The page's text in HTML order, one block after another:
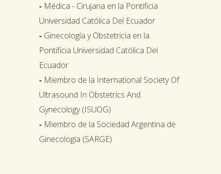
- Médica - Cirujana en la Pontificia
Universidad Católica Del Ecuador
- Ginecología y Obstetricia en la
Pontificia Universidad Católica Del
Ecuador
- Miembro de la International Society Of
Ultrasound In Obstetrics And
Gynecology (ISUOG)
- Miembro de la Sociedad Argentina de
Ginecología (SARGE)